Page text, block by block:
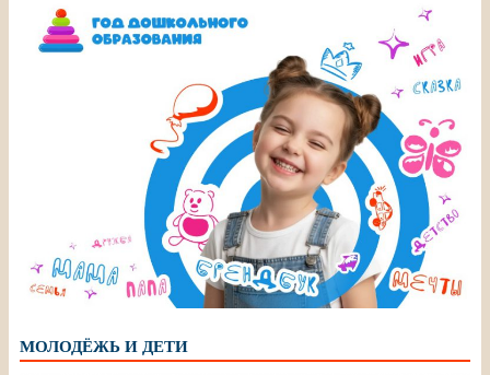
МОЛОДЁЖЬ И ДЕТИ